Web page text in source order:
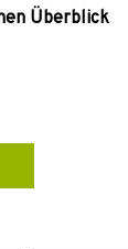
Überblick